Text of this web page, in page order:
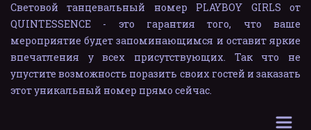
Световой танцевальный номер PLAYBOY GIRLS от
QUINTESSENCE - это гарантия того, что ваше
мероприятие будет запоминающимся и оставит яркие
впечатления у всех присутствующих. Так что не
упустите возможность поразить своих гостей и заказать
этот уникальный номер прямо сейчас.